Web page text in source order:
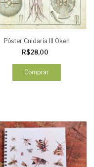
Pôster Cnidaria III Oken
R$28,00
Comprar